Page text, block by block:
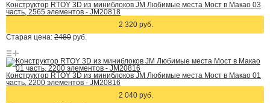
Конструктор RTOY 3D из миниблоков JM Любимые места Мост в Макао 03
часть, 2565 элементов - JM20818
2 320 руб.
Старая цена: 2480 руб.
Конструктор RTOY 3D из миниблоков JM Любимые места Мост в Макао 01
часть, 2200 элементов - JM20816
2 040 руб.